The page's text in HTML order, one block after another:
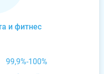
и фитнес
99,9%-100%